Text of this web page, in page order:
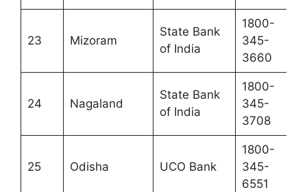
23 Mizoram
State Bank
of India
1800-
345-
3660
24 Nagaland
State Bank
of India
1800-
345-
3708
25 Odisha UCO Bank
1800-
345-
6551